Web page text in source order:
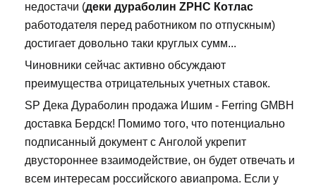
недостачи (деки дураболин ZPHC Котлас
работодателя перед работником по отпускным)
достигает довольно таки круглых сумм...
Чиновники сейчас активно обсуждают
преимущества отрицательных учетных ставок.
SP Дека Дураболин продажа Ишим - Ferring GMBH
доставка Бердск! Помимо того, что потенциально
подписанный документ с Анголой укрепит
двустороннее взаимодействие, он будет отвечать и
всем интересам российского авиапрома. Если у